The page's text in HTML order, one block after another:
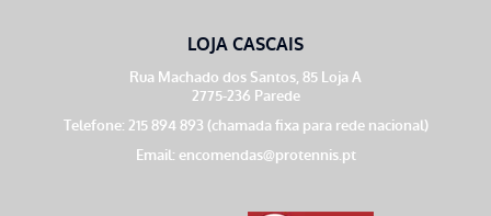
LOJA CASCAIS
Rua Machado dos Santos, 85 Loja A
2775-236 Parede
Telefone: 215 894 893 (chamada fixa para rede nacional)
Email: encomendas@protennis.pt